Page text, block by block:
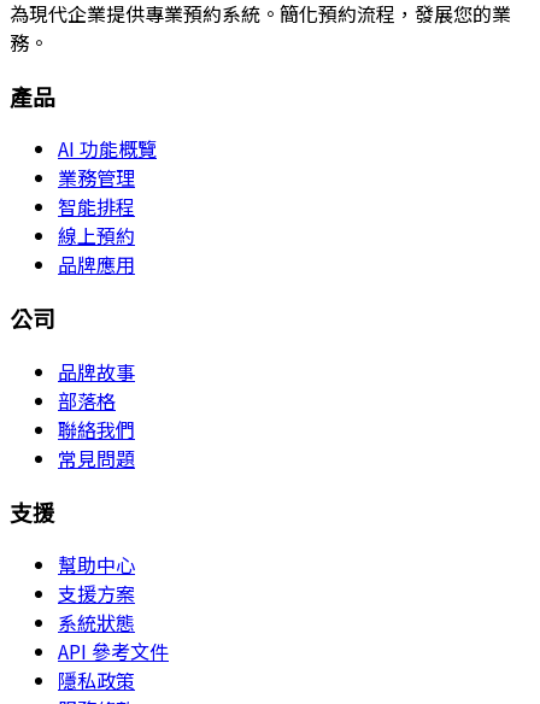
為現代企業提供專業預約系統。簡化預約流程，發展您的業
務。
產品
AI 功能概覽
業務管理
智能排程
線上預約
品牌應用
公司
品牌故事
部落格
聯絡我們
常見問題
支援
幫助中心
支援方案
系統狀態
API 參考文件
隱私政策